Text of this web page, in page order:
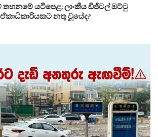
තහනමේ යටිපෙළ: ලාංකීය ඩිජිටල් ඔට්ටු
නතු වූයේද?